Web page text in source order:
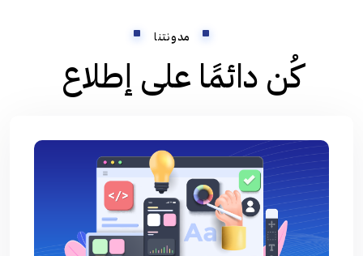
مدونتنا
كُن دائمًا على إطلاع